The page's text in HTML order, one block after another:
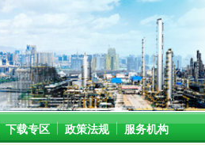
下载专区 政策法规 服务机构